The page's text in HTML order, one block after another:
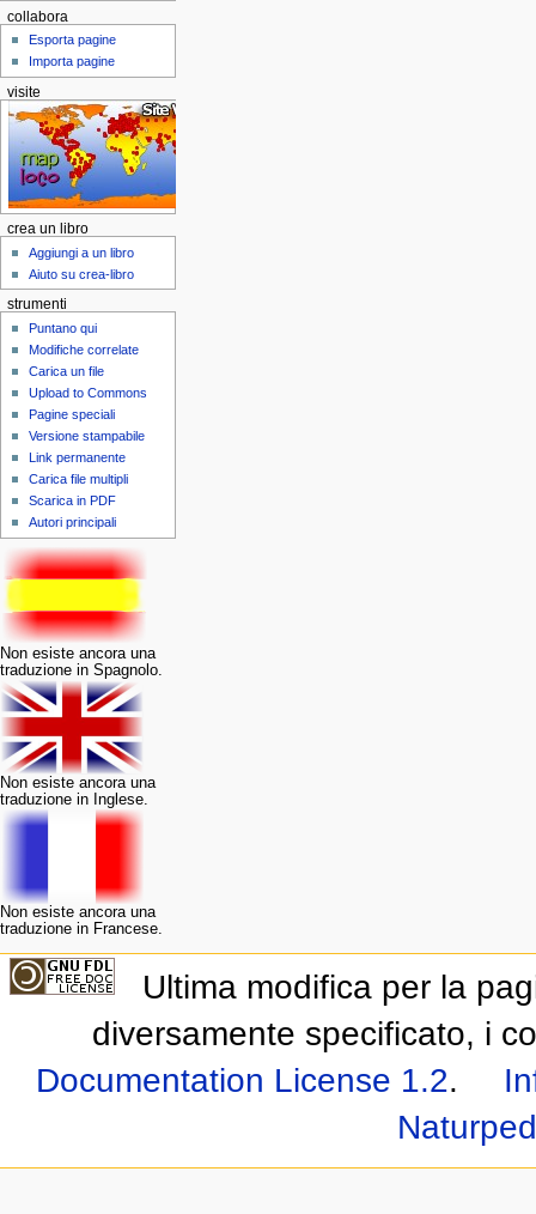
collabora
Esporta pagine
Importa pagine
visite
crea un libro
Aggiungi a un libro
Aiuto su crea-libro
strumenti
Puntano qui
Modifiche correlate
Carica un file
Upload to Commons
Pagine speciali
Versione stampabile
Link permanente
Carica file multipli
Scarica in PDF
Autori principali
Non esiste ancora una
traduzione in Spagnolo.
Non esiste ancora una
traduzione in Inglese.
Non esiste ancora una
traduzione in Francese.
Ultima modifica per la
diversamente specificato, i
Documentation License 1.2.